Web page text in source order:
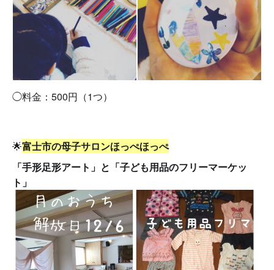
◯料金：500円（1つ）
🌟富士市の母子サロンほっぺほっぺ
「手形足形アート」と「子ども用品のフリーマーケッ
ト」